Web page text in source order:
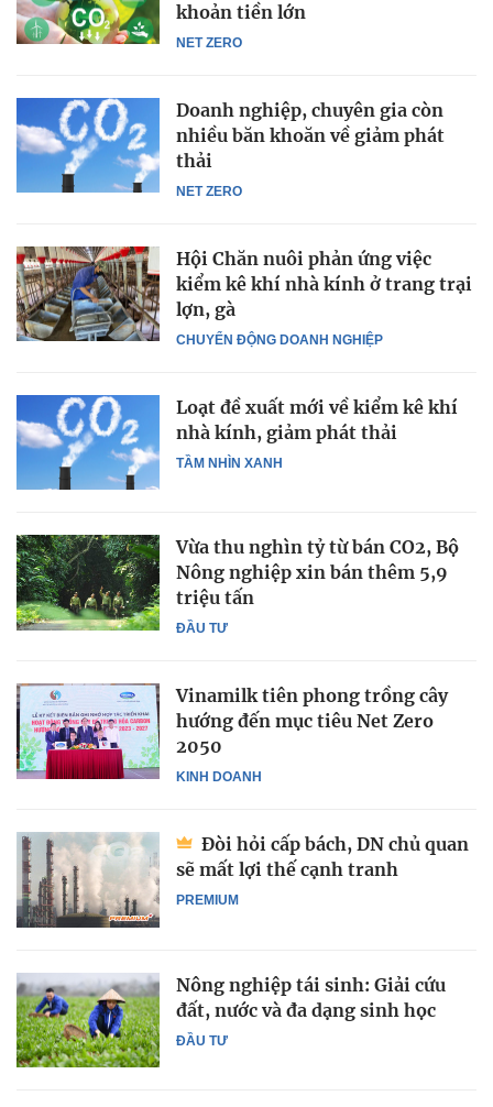
NET ZERO
khoản tiền lớn
NET ZERO
Doanh nghiệp, chuyên gia còn
nhiều băn khoăn về giảm phát
thải
CHUYỂN ĐỘNG DOANH NGHIỆP
Hội Chăn nuôi phản ứng việc
kiểm kê khí nhà kính ở trang trại
lợn, gà
TẦM NHÌN XANH
Loạt đề xuất mới về kiểm kê khí
nhà kính, giảm phát thải
ĐẦU TƯ
Vừa thu nghìn tỷ từ bán CO2, Bộ
Nông nghiệp xin bán thêm 5,9
triệu tấn
KINH DOANH
Vinamilk tiên phong trồng cây
hướng đến mục tiêu Net Zero
2050
PREMIUM
Đòi hỏi cấp bách, DN chủ quan
sẽ mất lợi thế cạnh tranh
ĐẦU TƯ
Nông nghiệp tái sinh: Giải cứu
đất, nước và đa dạng sinh học